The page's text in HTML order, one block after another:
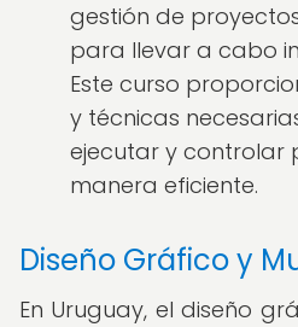
gestión de
para llevar a cabo
Este curso
y técnicas
ejecutar y controlar
manera eficiente.
Diseño Gráfico y
En Uruguay, el diseño